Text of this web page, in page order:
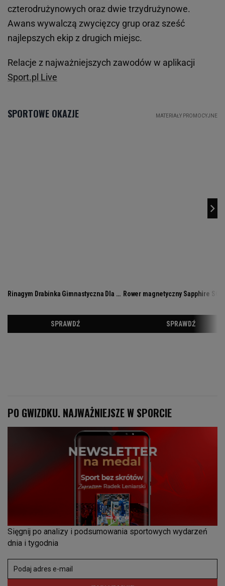
czterodrużynowych oraz dwie trzydrużynowe.
Awans wywalczą zwycięzcy grup oraz sześć
najlepszych ekip z drugich miejsc.
Relacje z najważniejszych zawodów w aplikacji
Sport.pl Live